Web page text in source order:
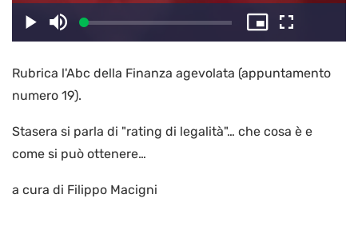
il
video
PlayDisattiva
l’audio
Caricato:
2.76%
Picture-
in-
Schermo
intero
Rubrica l'Abc della Finanza agevolata (appuntamento
numero 19).
Stasera si parla di "rating di legalità"… che cosa è e
come si può ottenere…
a cura di Filippo Macigni